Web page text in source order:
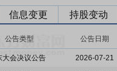
信息变更 持股变动
公告类型 公告日期
大会决议公告 2026-07-21